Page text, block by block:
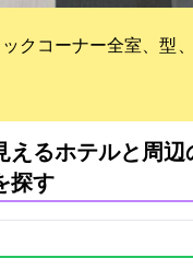
コーナー!全室Wi-Fi、40型
えるホテルと周辺
探す